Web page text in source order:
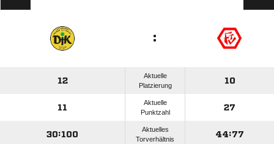
:
12
Aktuelle
Platzierung
10
11
Aktuelle
Punktzahl
27
30:100
Aktuelles
Torverhältnis
44:77